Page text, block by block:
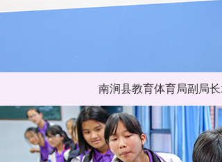
南涧县教育体育局副局